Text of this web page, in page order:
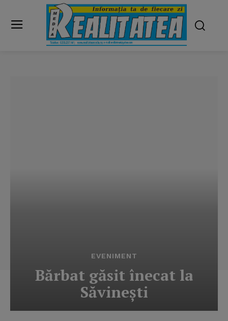
EVENIMENT
Bărbat găsit înecat la
Săvineşti